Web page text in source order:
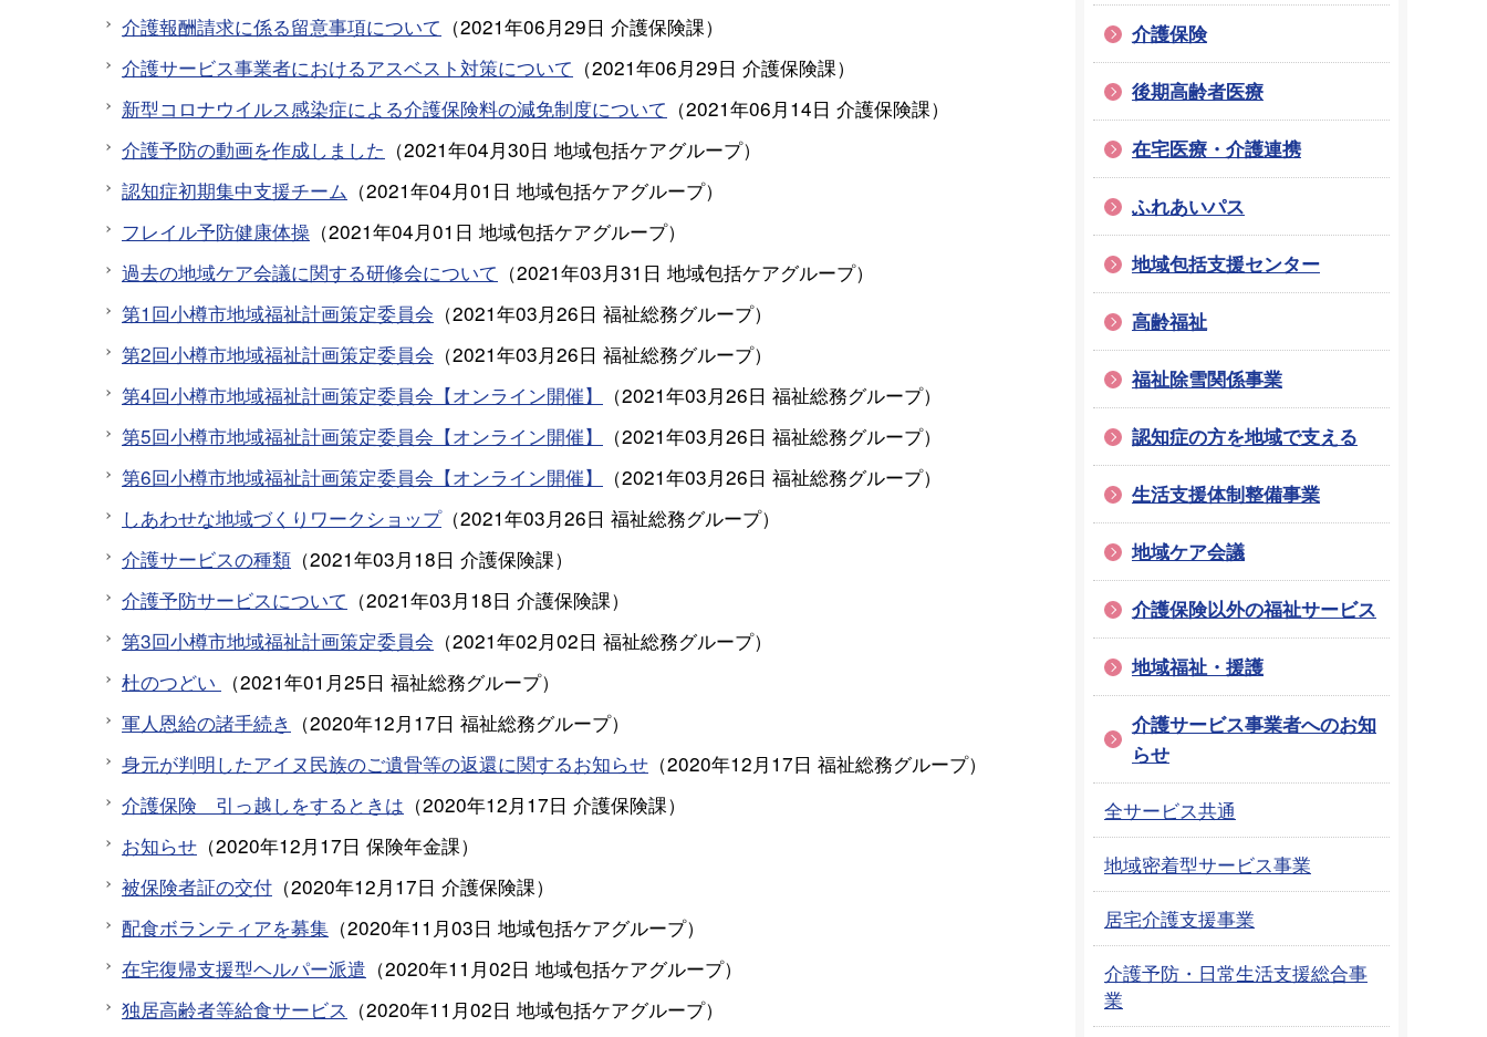
介護報酬請求に係る留意事項について （2021年06月29日 介護保険課）
介護サービス事業者におけるアスベスト対策について （2021年06月29日 介護保険課）
新型コロナウイルス感染症による介護保険料の減免制度について （2021年06月14日 介護保険課）
介護予防の動画を作成しました （2021年04月30日 地域包括ケアグループ）
認知症初期集中支援チーム （2021年04月01日 地域包括ケアグループ）
フレイル予防健康体操 （2021年04月01日 地域包括ケアグループ）
過去の地域ケア会議に関する研修会について （2021年03月31日 地域包括ケアグループ）
第1回小樽市地域福祉計画策定委員会 （2021年03月26日 福祉総務グループ）
第2回小樽市地域福祉計画策定委員会 （2021年03月26日 福祉総務グループ）
第4回小樽市地域福祉計画策定委員会【オンライン開催】
（2021年03月26日 福祉総務グループ）
第5回小樽市地域福祉計画策定委員会【オンライン開催】
（2021年03月26日 福祉総務グループ）
第6回小樽市地域福祉計画策定委員会【オンライン開催】
（2021年03月26日 福祉総務グループ）
しあわせな地域づくりワークショップ（2021年03月26日 福祉総務グループ）
介護サービスの種類 （2021年03月18日 介護保険課）
介護予防サービスについて （2021年03月18日 介護保険課）
第3回小樽市地域福祉計画策定委員会 （2021年02月02日 福祉総務グループ）
杜のつどい
（2021年01月25日 福祉総務グループ）
軍人恩給の諸手続き （2020年12月17日 福祉総務グループ）
身元が判明したアイヌ民族のご遺骨等の返還に関するお知らせ （2020年12月17日 福祉総務グループ）
介護保険 引っ越しをするときは （2020年12月17日 介護保険課）
お知らせ （2020年12月17日 保険年金課）
被保険者証の交付 （2020年12月17日 介護保険課）
配食ボランティアを募集 （2020年11月03日 地域包括ケアグループ）
在宅復帰支援型ヘルパー派遣 （2020年11月02日 地域包括ケアグループ）
独居高齢者等給食サービス （2020年11月02日 地域包括ケアグループ）
介護保険
後期高齢者医療
在宅医療・介護連携
ふれあいパス
地域包括支援センター
高齢福祉
福祉除雪関係事業
認知症の方を地域で支える
生活支援体制整備事業
地域ケア会議
介護保険以外の福祉サービス
地域福祉・援護
介護サービス事業者へのお知
らせ
全サービス共通
地域密着型サービス事業
居宅介護支援事業
介護予防・日常生活支援総合事
業